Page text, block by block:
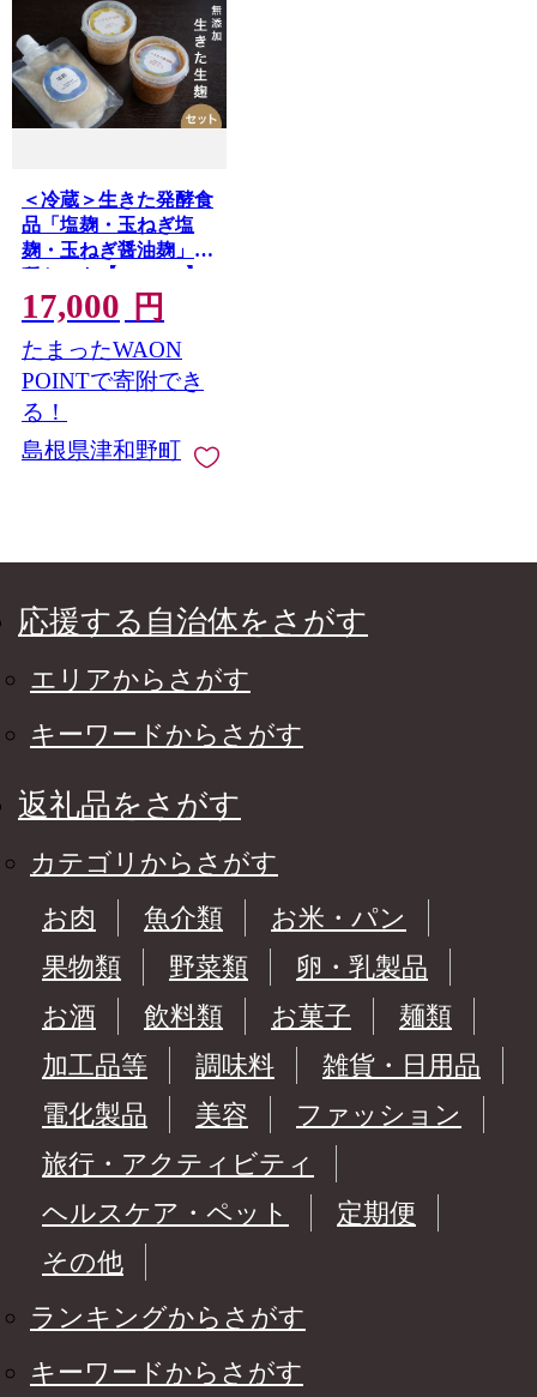
＜冷蔵＞生きた発酵食
品「塩麹・玉ねぎ塩
麹・玉ねぎ醤油麹」3
種セット【1735467】
17,000 円
たまったWAON
POINTで寄附でき
る！
島根県津和野町
応援する自治体をさがす
エリアからさがす
キーワードからさがす
返礼品をさがす
カテゴリからさがす
お肉
魚介類
お米・パン
果物類
野菜類
卵・乳製品
お酒
飲料類 お菓子
麺類
加工品等
調味料
雑貨・日用品
電化製品
美容
ファッション
旅行・アクティビティ
ヘルスケア・ペット
定期便
その他
ランキングからさがす
キーワードからさがす